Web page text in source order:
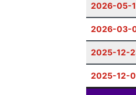
2026-05-
2026-03-
2025-12-
2025-12-